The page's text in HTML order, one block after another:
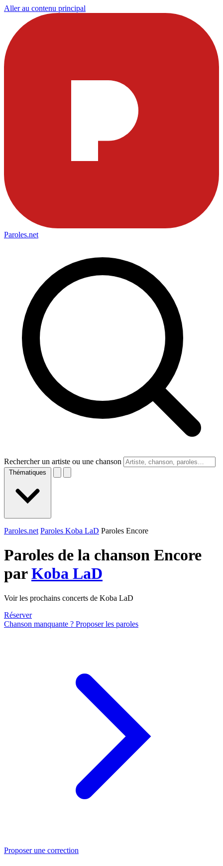
Aller au contenu principal
Paroles.net
Rechercher un artiste ou une chanson
Thématiques
Paroles.net Paroles Koba LaD Paroles Encore
Paroles de la chanson Encore
parKoba LaD
Voir les prochains concerts de Koba LaD
Réserver
Chanson manquante ? Proposer les paroles
Proposer une correction